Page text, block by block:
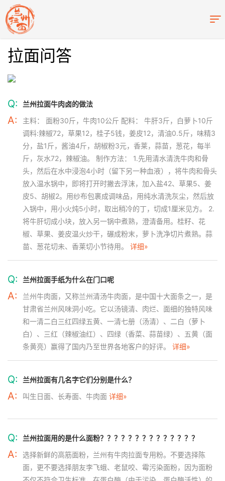
拉面问答
Q: 兰州拉面牛肉卤的做法
A:
主料： 面粉30斤，牛肉10公斤 配料： 牛肝3斤，白萝卜10斤
调料:辣椒72，草果12，桂子5钱，姜皮12，清油0.5斤，味精3
分，盐1斤，酱油4斤，胡椒粉3元，香莱，蒜苗，葱花，每半
斤，灰水72，辣椒油。 制作方法： 1.先用清水清洗牛肉和骨
头，然后在水中浸泡4小时（留下另一种血液），将牛肉和骨头
放入温水锅中，即将打开时撇去浮沫，加入盐42、草果5、姜
皮5、胡椒2。用纱布包裹成调味品，用纯水清洗灰尘，然后放
入锅中，用小火炖5小时，取出稍冷的丁，切成1厘米见方。 2.
将牛肝切成小块，放入另一锅中煮熟，澄清备用。桂籽、花
椒、草果、姜皮温火炒干，碾成粉末，萝卜洗净切片煮熟。蒜
苗、葱花切未、香莱切小节待用。 详细»
Q: 兰州拉面手纸为什么在门口呢
A:
兰州牛肉面，又称兰州清汤牛肉面，是中国十大面条之一，是
甘肃省兰州风味洞小吃。它以汤镜清、肉烂、面细的独特风味
和一清二白三红四绿五黄、一清七册（汤清）、二白（萝卜
白）、三红（辣椒油红）、四绿（香菜、蒜苗绿）、五黄（面
条黄亮）赢得了国内乃至世界各地客户的好评。 详细»
Q: 兰州拉面有几名字它们分别是什么？
A: 叫生日面、长寿面、牛肉面 详细»
Q: 兰州拉面用的是什么面粉？？？？？？？？？？？？？？
A:
选择新鲜的高筋面粉，兰州有牛肉拉面专用粉。不要选择陈
面，更不要选择朋友李飞蛾、老鼠咬、霉污染面粉，因为面粉